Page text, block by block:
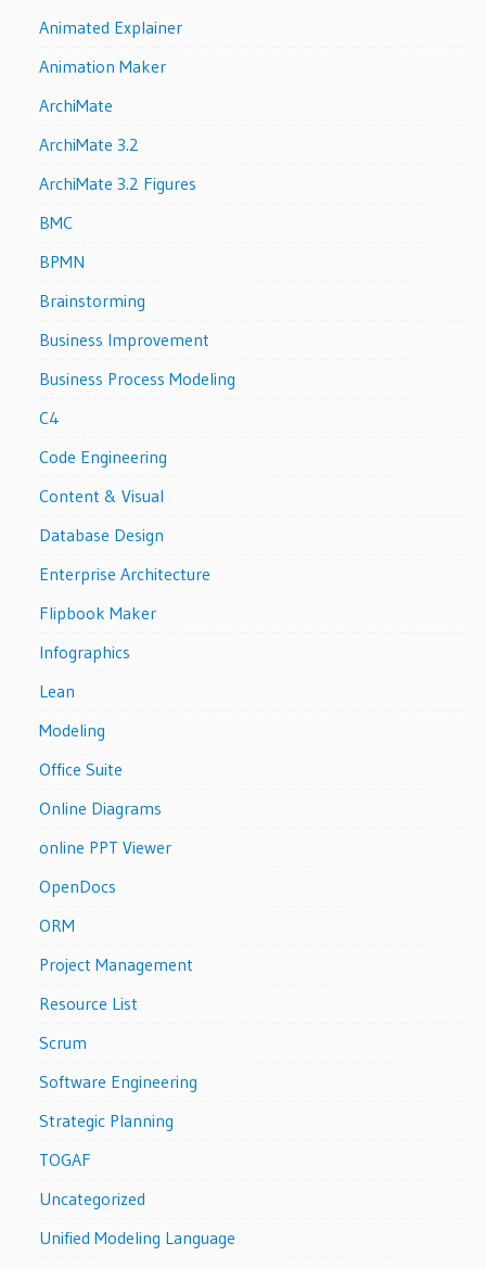
Animated Explainer
Animation Maker
ArchiMate
ArchiMate 3.2
ArchiMate 3.2 Figures
BMC
BPMN
Brainstorming
Business Improvement
Business Process Modeling
C4
Code Engineering
Content & Visual
Database Design
Enterprise Architecture
Flipbook Maker
Infographics
Lean
Modeling
Office Suite
Online Diagrams
online PPT Viewer
OpenDocs
ORM
Project Management
Resource List
Scrum
Software Engineering
Strategic Planning
TOGAF
Uncategorized
Unified Modeling Language